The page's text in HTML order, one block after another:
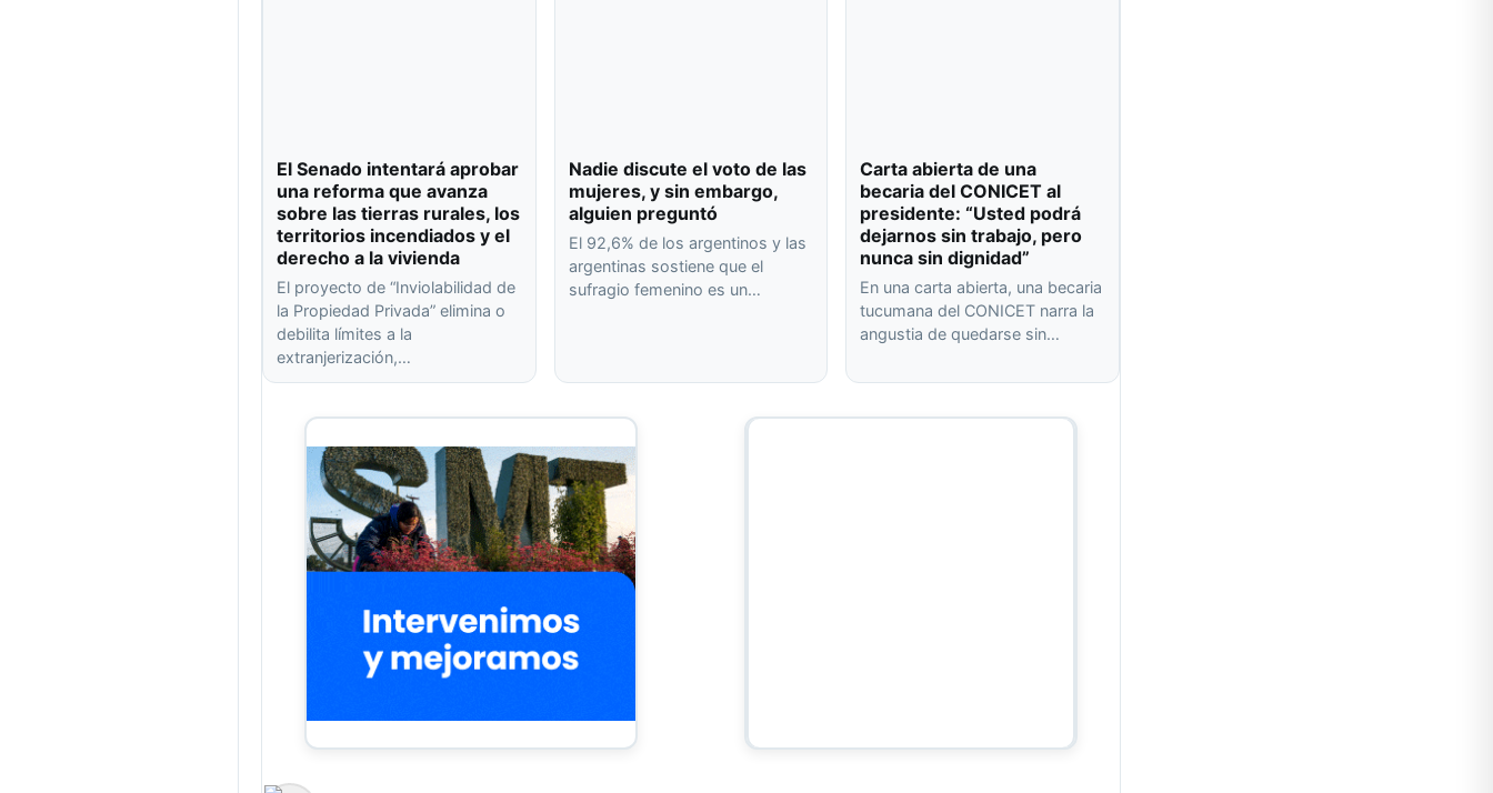
El Senado intentará aprobar
una reforma que avanza
sobre las tierras rurales, los
territorios incendiados y el
derecho a la vivienda
El proyecto de “Inviolabilidad de
la Propiedad Privada” elimina o
debilita límites a la
extranjerización,…
Nadie discute el voto de las
mujeres, y sin embargo,
alguien preguntó
El 92,6% de los argentinos y las
argentinas sostiene que el
sufragio femenino es un…
Carta abierta de una
becaria del CONICET al
presidente: “Usted podrá
dejarnos sin trabajo, pero
nunca sin dignidad”
En una carta abierta, una becaria
tucumana del CONICET narra la
angustia de quedarse sin…